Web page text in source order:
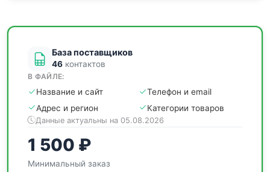
База поставщиков
46 контактов
В ФАЙЛЕ:
Название и сайт
Телефон и email
Адрес и регион
Категории товаров
Данные актуальны на 05.08.2026
1 500 ₽
Минимальный заказ